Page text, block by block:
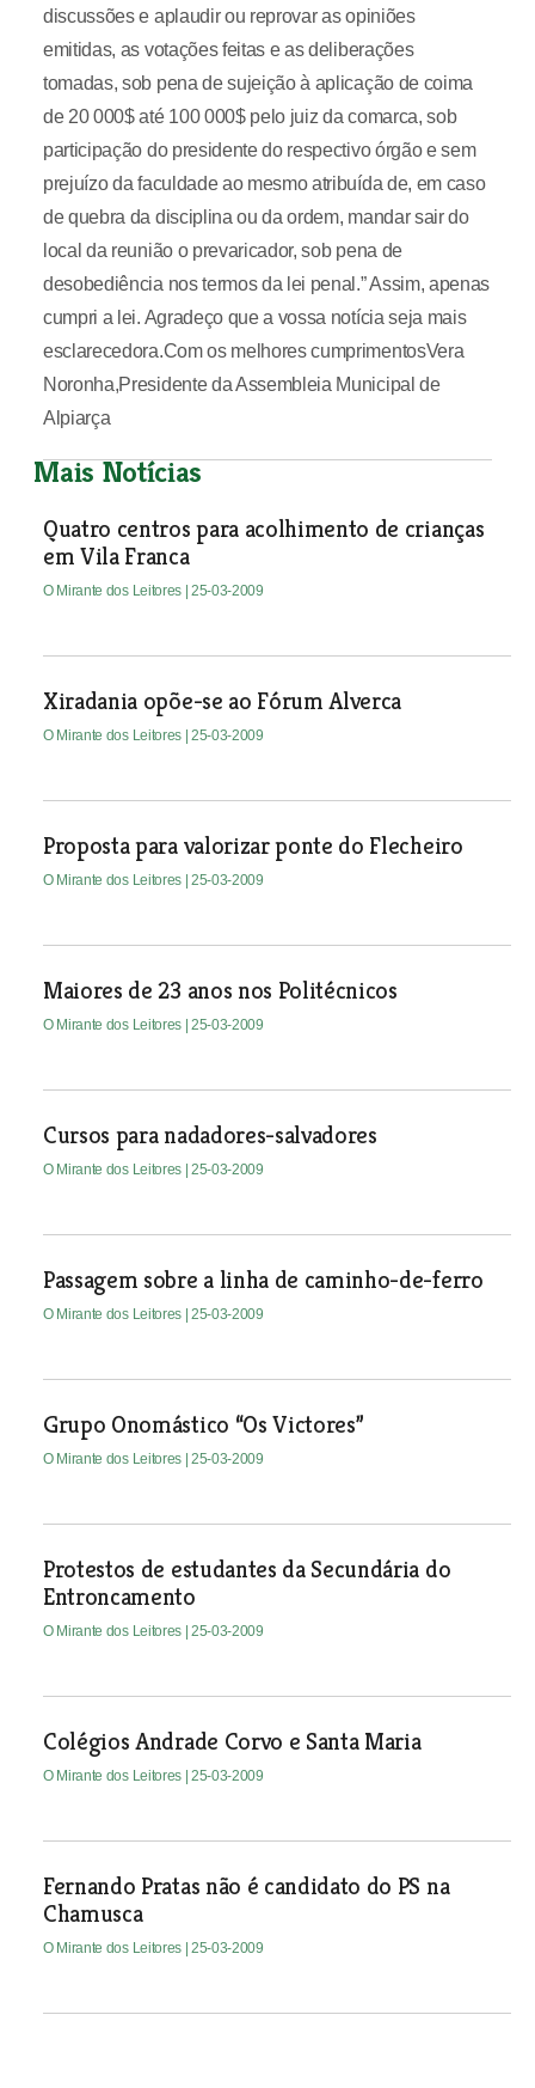
discussões e aplaudir ou reprovar as opiniões
emitidas, as votações feitas e as deliberações
tomadas, sob pena de sujeição à aplicação de coima
de 20 000$ até 100 000$ pelo juiz da comarca, sob
participação do presidente do respectivo órgão e sem
prejuízo da faculdade ao mesmo atribuída de, em caso
de quebra da disciplina ou da ordem, mandar sair do
local da reunião o prevaricador, sob pena de
desobediência nos termos da lei penal.” Assim, apenas
cumpri a lei. Agradeço que a vossa notícia seja mais
esclarecedora.Com os melhores cumprimentosVera
Noronha,Presidente da Assembleia Municipal de
Alpiarça
Mais Notícias
Quatro centros para acolhimento de crianças
em Vila Franca
O Mirante dos Leitores | 25-03-2009
Xiradania opõe-se ao Fórum Alverca
O Mirante dos Leitores | 25-03-2009
Proposta para valorizar ponte do Flecheiro
O Mirante dos Leitores | 25-03-2009
Maiores de 23 anos nos Politécnicos
O Mirante dos Leitores | 25-03-2009
Cursos para nadadores-salvadores
O Mirante dos Leitores | 25-03-2009
Passagem sobre a linha de caminho-de-ferro
O Mirante dos Leitores | 25-03-2009
Grupo Onomástico “Os Victores”
O Mirante dos Leitores | 25-03-2009
Protestos de estudantes da Secundária do
Entroncamento
O Mirante dos Leitores | 25-03-2009
Colégios Andrade Corvo e Santa Maria
O Mirante dos Leitores | 25-03-2009
Fernando Pratas não é candidato do PS na
Chamusca
O Mirante dos Leitores | 25-03-2009